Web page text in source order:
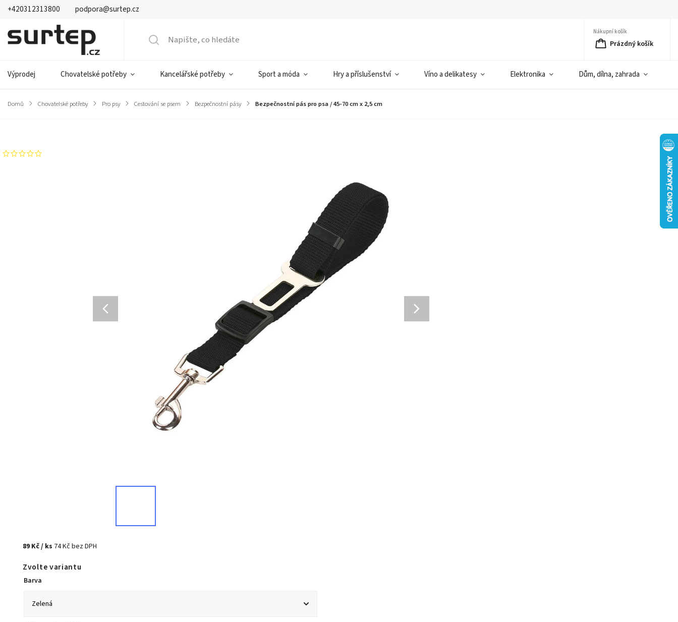
+420312313800 podpora@surtep.cz
Nákupní košík
Prázdný košík
Výprodej Chovatelské potřeby Kancelářské potřeby Sport a móda Hry a příslušenství Víno a delikatesy Elektronika Dům, dílna, zahrada
Domů / Chovatelské potřeby / Pro psy / Cestování se psem / Bezpečnostní pásy / Bezpečnostní pás pro psa / 45-70 cm x 2,5 cm
89 Kč/ ks 74 Kč bez DPH
Zvolte variantu
Barva